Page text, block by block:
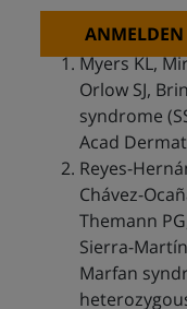
ANMELDEN
Myers KL,
Orlow SJ,
syndrome
Acad
Reyes-
Chávez-
Themann
Sierra-
Marfan